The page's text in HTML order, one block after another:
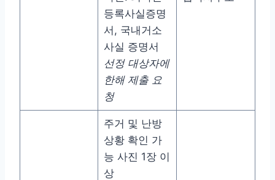
등록사실증명
서, 국내거소
사실 증명서
선정 대상자에
한해 제출 요
청
주거 및 난방
상황 확인 가
능 사진 1장 이
상